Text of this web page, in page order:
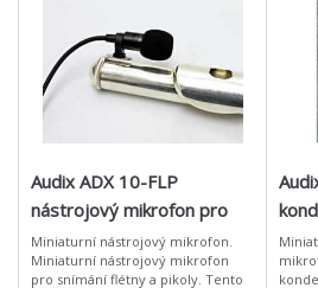
Audix ADX 10-FLP
nástrojový mikrofon pro
fletnu a pikolu
Miniaturní nástrojový mikrofon.
Miniaturní nástrojový mikrofon
pro snímání flétny a pikoly. Tento
pro